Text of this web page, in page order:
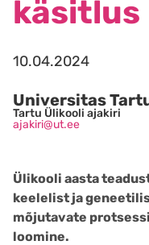
käsitlus
10.04.2024
Universitas
Tartu Ülikooli ajakiri
ajakiri@ut.ee
Ülikooli aasta
keelelist ja
mõjutavate
loomine.